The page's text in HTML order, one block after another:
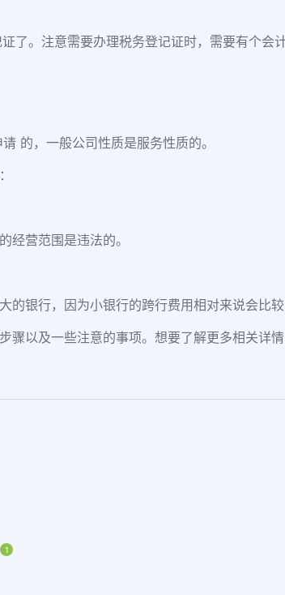
了。注意需要办理税务登记证时，需要有个会
的，一般公司性质是服务性质的。
经营范围是违法的。
银行，因为小银行的跨行费用相对来说会比
以及一些注意的事项。想要了解更多相关详情
1